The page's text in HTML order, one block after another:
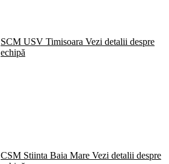
SCM USV Timisoara Vezi detalii despre
echipă
CSM Stiinta Baia Mare Vezi detalii despre